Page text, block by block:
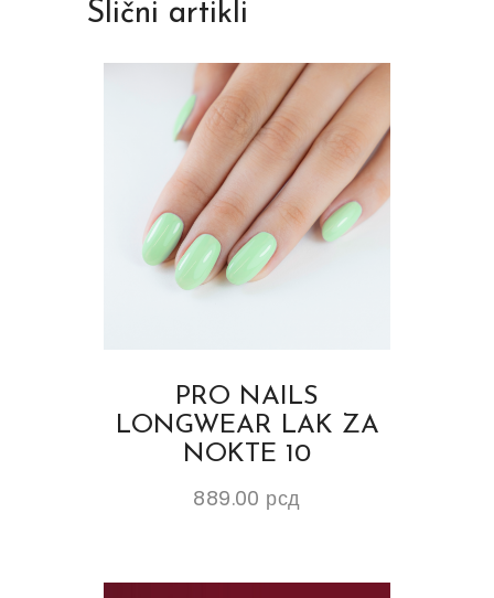
Slični artikli
PRO NAILS
LONGWEAR LAK ZA
NOKTE 10
889.00 рсд